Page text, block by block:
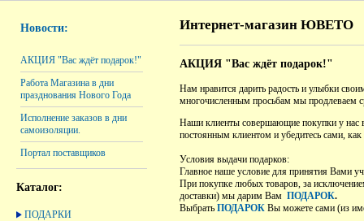
Новости:
АКЦИЯ "Вас ждёт подарок!"
Работа Магазина в дни
празднования Нового Года
Исполнение заказов в дни
самоизоляции.
Портал поставщиков
Каталог:
ПОДАРКИ
Интернет-магазин ЮВЕТО
АКЦИЯ "Вас ждёт подарок!"
Нам нравится дарить радость и улыбки
многочисленным просьбам мы продлеваем
Наши клиенты совершающие покупки у нас
постоянным клиентом и убедитесь сами,
Условия выдачи подарков:
Главное наше условие для принятия Вами
При покупке любых товаров, за
доставки) мы дарим Вам ПОДАРОК.
Выбрать ПОДАРОК Вы можете сами (из